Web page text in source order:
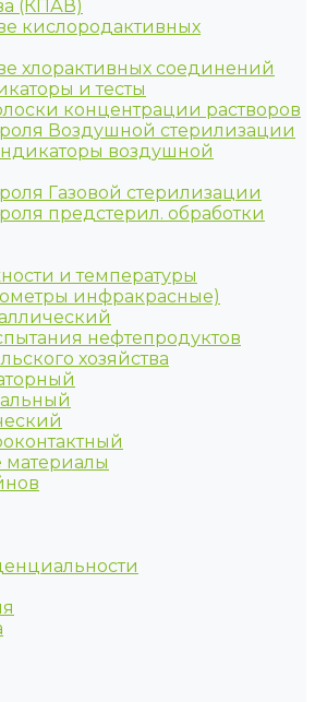
(КПАВ)
кислородактивных
хлорактивных соединений
и тесты
концентрации растворов
Воздушной стерилизации
воздушной
Газовой стерилизации
предстерил. обработки
и температуры
инфракрасные)
нефтепродуктов
хозяйства
материалы